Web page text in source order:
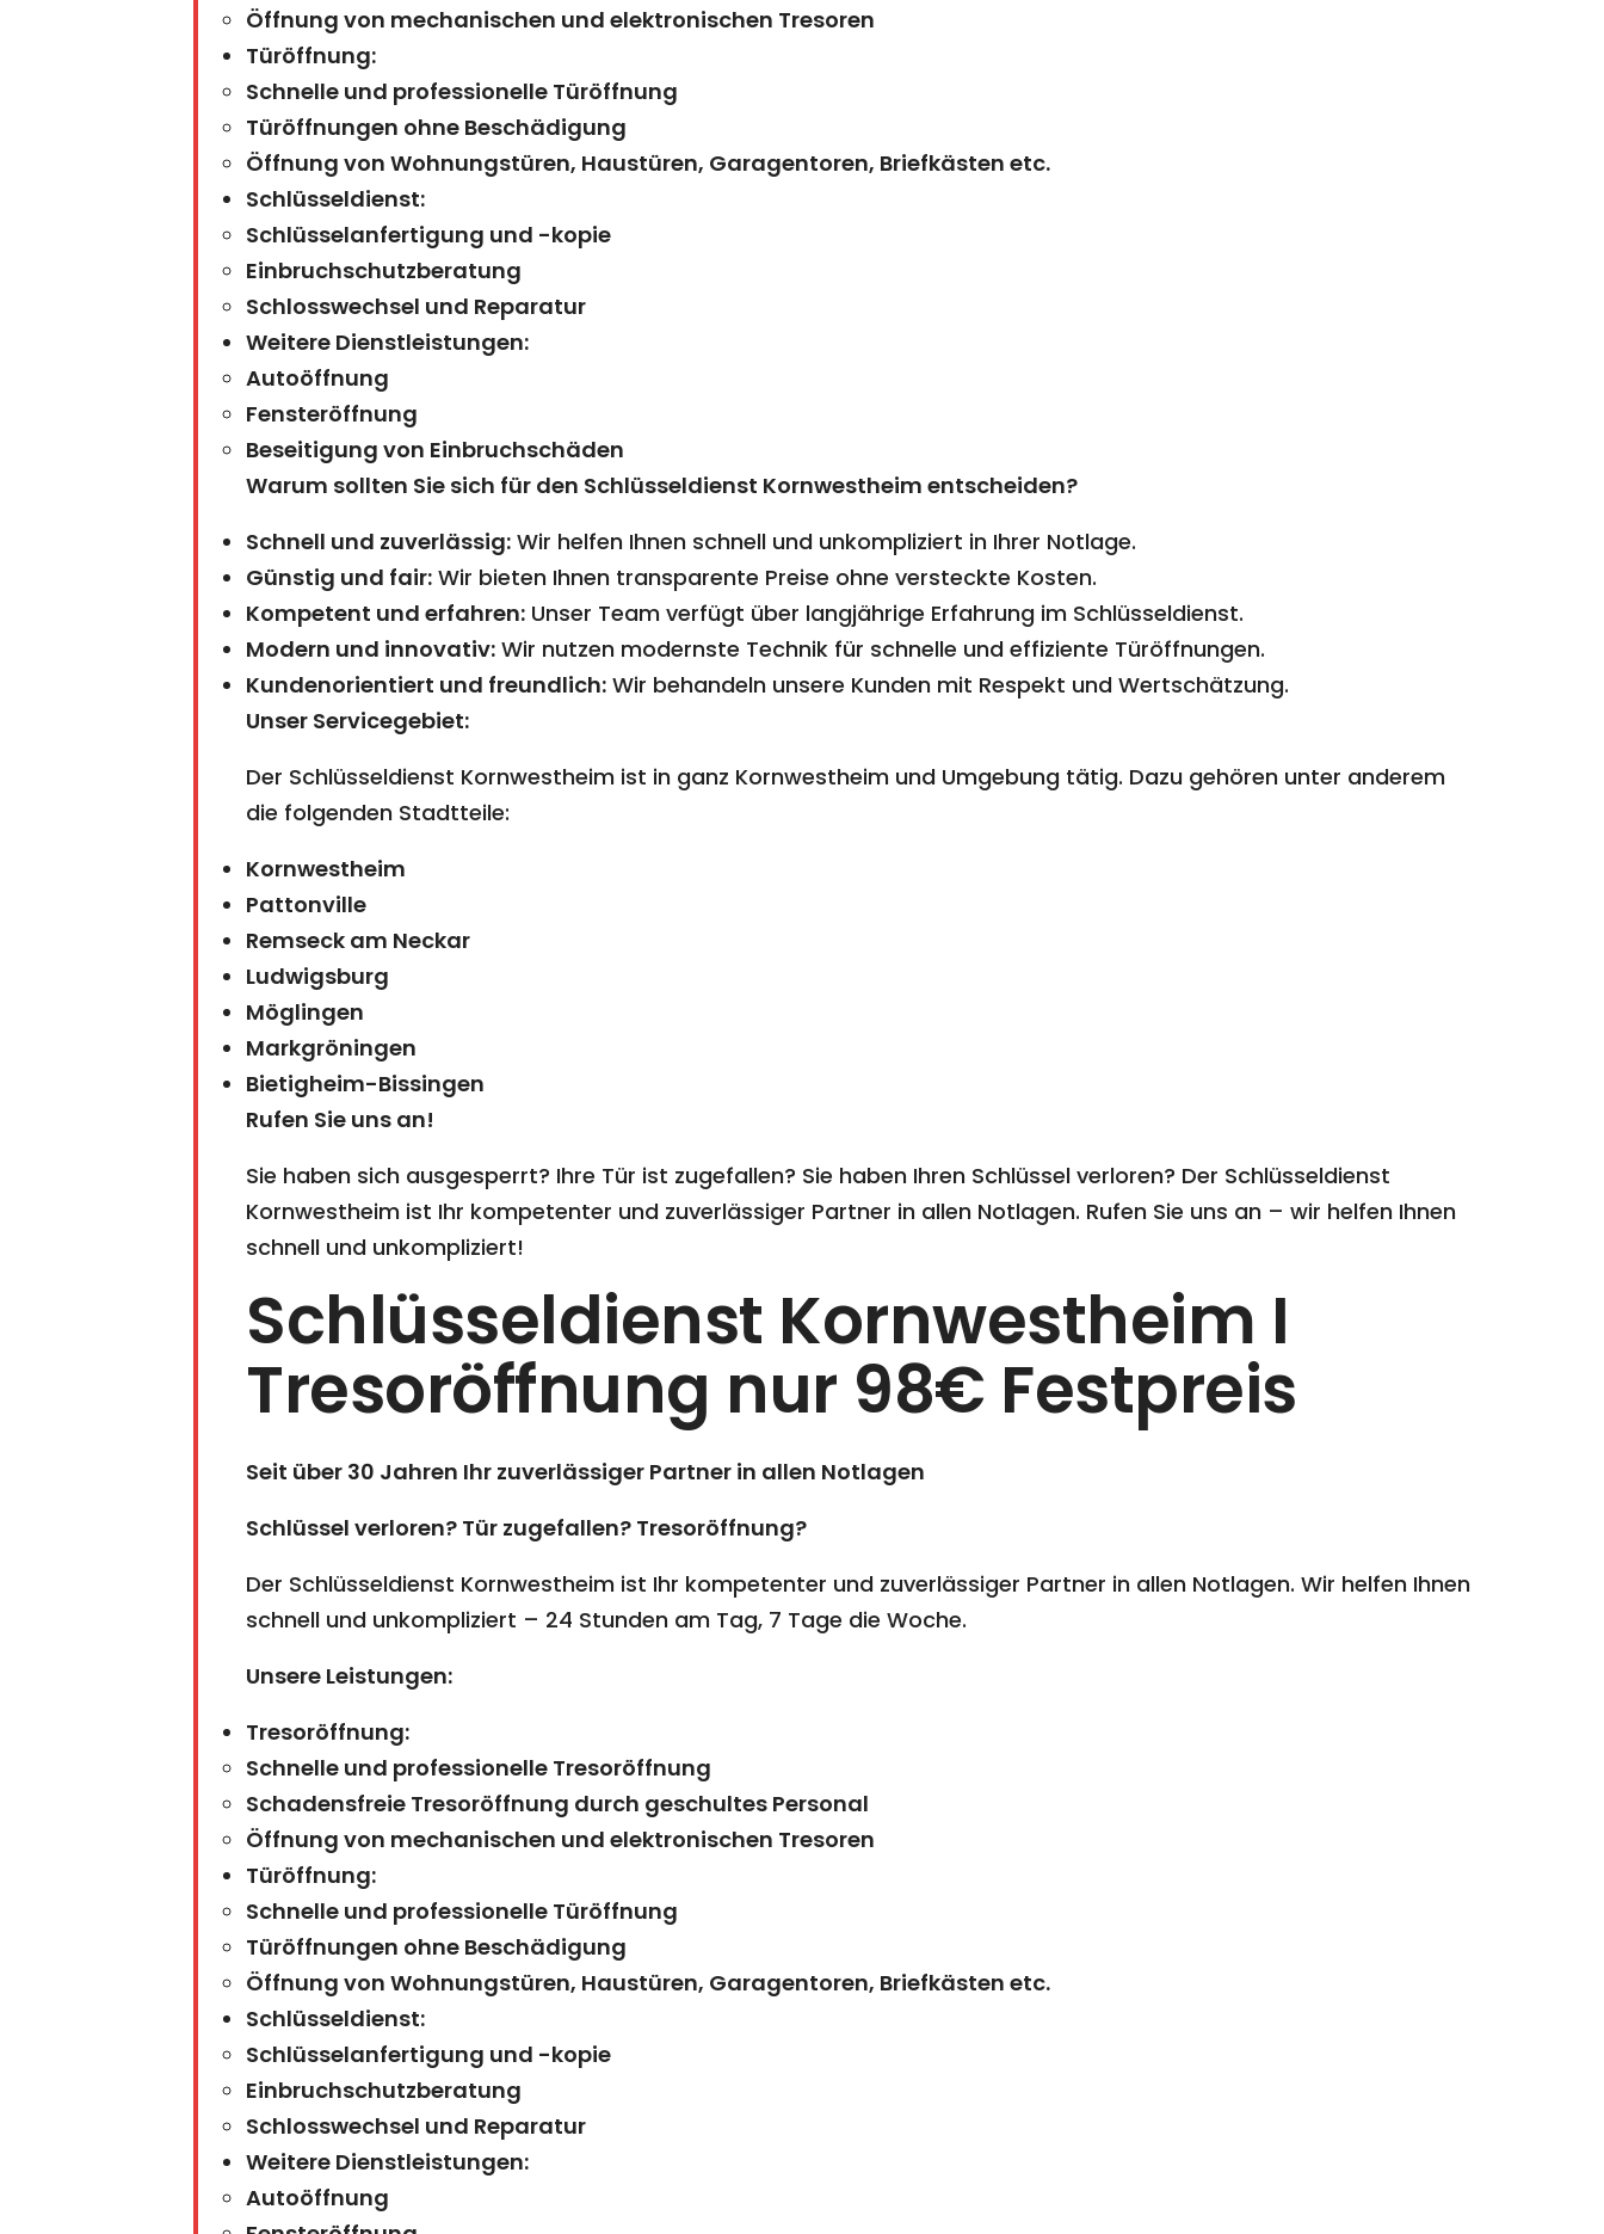
Öffnung von mechanischen und elektronischen Tresoren
Türöffnung:
Schnelle und professionelle Türöffnung
Türöffnungen ohne Beschädigung
Öffnung von Wohnungstüren, Haustüren, Garagentoren, Briefkästen etc.
Schlüsseldienst:
Schlüsselanfertigung und -kopie
Einbruchschutzberatung
Schlosswechsel und Reparatur
Weitere Dienstleistungen:
Autoöffnung
Fensteröffnung
Beseitigung von Einbruchschäden
Warum sollten Sie sich für den Schlüsseldienst Kornwestheim entscheiden?
Schnell und zuverlässig: Wir helfen Ihnen schnell und unkompliziert in Ihrer Notlage.
Günstig und fair: Wir bieten Ihnen transparente Preise ohne versteckte Kosten.
Kompetent und erfahren: Unser Team verfügt über langjährige Erfahrung im Schlüsseldienst.
Modern und innovativ: Wir nutzen modernste Technik für schnelle und effiziente Türöffnungen.
Kundenorientiert und freundlich: Wir behandeln unsere Kunden mit Respekt und Wertschätzung.
Unser Servicegebiet:
Der Schlüsseldienst Kornwestheim ist in ganz Kornwestheim und Umgebung tätig. Dazu gehören unter anderem
die folgenden Stadtteile:
Kornwestheim
Pattonville
Remseck am Neckar
Ludwigsburg
Möglingen
Markgröningen
Bietigheim-Bissingen
Rufen Sie uns an!
Sie haben sich ausgesperrt? Ihre Tür ist zugefallen? Sie haben Ihren Schlüssel verloren? Der Schlüsseldienst
Kornwestheim ist Ihr kompetenter und zuverlässiger Partner in allen Notlagen. Rufen Sie uns an – wir helfen Ihnen
schnell und unkompliziert!
Schlüsseldienst Kornwestheim I
Tresoröffnung nur 98€ Festpreis
Seit über 30 Jahren Ihr zuverlässiger Partner in allen Notlagen
Schlüssel verloren? Tür zugefallen? Tresoröffnung?
Der Schlüsseldienst Kornwestheim ist Ihr kompetenter und zuverlässiger Partner in allen Notlagen. Wir helfen Ihnen
schnell und unkompliziert – 24 Stunden am Tag, 7 Tage die Woche.
Unsere Leistungen:
Tresoröffnung:
Schnelle und professionelle Tresoröffnung
Schadensfreie Tresoröffnung durch geschultes Personal
Öffnung von mechanischen und elektronischen Tresoren
Türöffnung:
Schnelle und professionelle Türöffnung
Türöffnungen ohne Beschädigung
Öffnung von Wohnungstüren, Haustüren, Garagentoren, Briefkästen etc.
Schlüsseldienst:
Schlüsselanfertigung und -kopie
Einbruchschutzberatung
Schlosswechsel und Reparatur
Weitere Dienstleistungen:
Autoöffnung